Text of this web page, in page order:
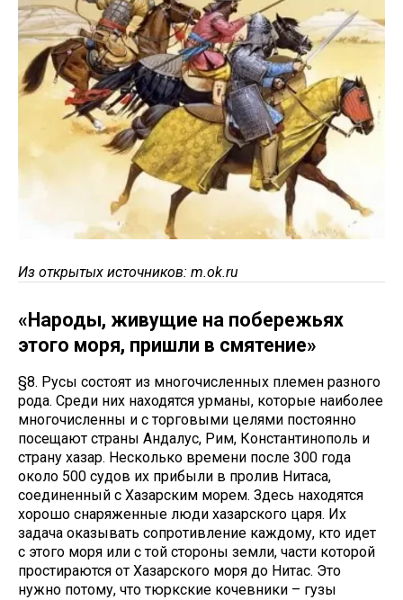
Из открытых источников: m.ok.ru
«Народы, живущие на побережьях
этого моря, пришли в смятение»
§8. Русы состоят из многочисленных племен разного
рода. Среди них находятся урманы, которые наиболее
многочисленны и с торговыми целями постоянно
посещают страны Андалус, Рим, Константинополь и
страну хазар. Несколько времени после 300 года
около 500 судов их прибыли в пролив Нитаса,
соединенный с Хазарским морем. Здесь находятся
хорошо снаряженные люди хазарского царя. Их
задача оказывать сопротивление каждому, кто идет
с этого моря или с той стороны земли, части которой
простираются от Хазарского моря до Нитас. Это
нужно потому, что тюркские кочевники – гузы